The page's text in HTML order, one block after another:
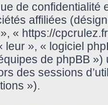
de confidentialité
affiliées
« https://
leur », « logiciel
de phpBB
des sessions
»).